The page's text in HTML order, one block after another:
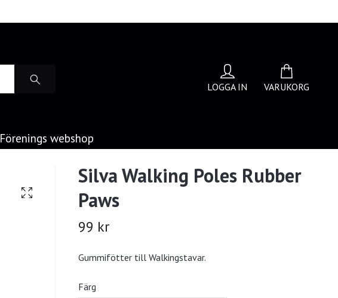
LOGGA IN VARUKORG
Förenings webshop
Silva Walking Poles Rubber
Paws
99 kr
Gummifötter till Walkingstavar.
Färg